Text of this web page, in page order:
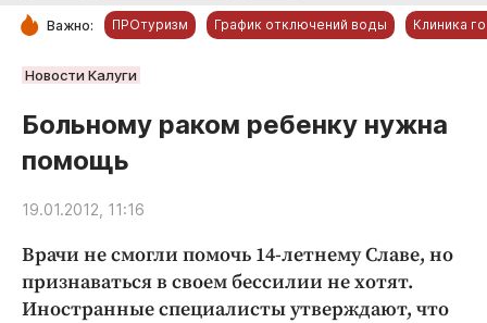
РУБРИКИ
Новости компаний
Статьи
Народные новости
Благоустройство
Криминал
Важно: ПРОтуризм График отключений воды Клиника
Новости Калуги
Больному раком ребенку нужна
помощь
19.01.2012, 11:16
Врачи не смогли помочь 14-летнему Славе, но
признаваться в своем бессилии не хотят.
Иностранные специалисты утверждают, что